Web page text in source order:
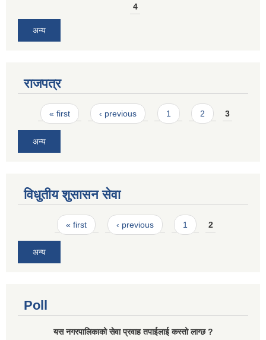
4
अन्य
राजपत्र
Pages
« first ‹ previous 1 2 3
अन्य
विधुतीय शुसासन सेवा
Pages« first ‹ previous 1 2
अन्य
Poll
यस नगरपालिकाको सेवा प्रवाह तपाईलाई कस्तो लाग्छ ?